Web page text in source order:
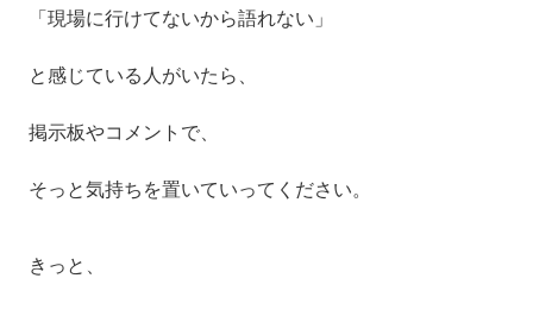
「現場に行けてないから語れない」
と感じている人がいたら、
掲示板やコメントで、
そっと気持ちを置いていってください。
きっと、